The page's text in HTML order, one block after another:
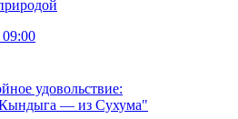
09:00